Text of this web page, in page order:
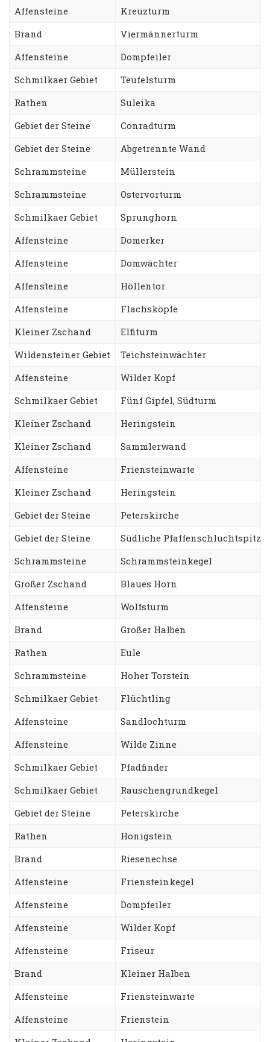
Affensteine
Kreuzturm
Brand
Viermännerturm
Affensteine
Dompfeiler
Schmilkaer Gebiet
Teufelsturm
Rathen
Suleika
Gebiet der Steine
Conradturm
Gebiet der Steine
Abgetrennte Wand
Schrammsteine
Müllerstein
Schrammsteine
Ostervorturm
Schmilkaer Gebiet
Sprunghorn
Affensteine
Domerker
Affensteine
Domwächter
Affensteine
Höllentor
Affensteine
Flachsköpfe
Kleiner Zschand
Elfiturm
Wildensteiner Gebiet
Teichsteinwächter
Affensteine
Wilder Kopf
Schmilkaer Gebiet
Fünf Gipfel, Südturm
Kleiner Zschand
Heringstein
Kleiner Zschand
Sammlerwand
Affensteine
Friensteinwarte
Kleiner Zschand
Heringstein
Gebiet der Steine
Peterskirche
Gebiet der Steine
Südliche Pfaffenschluchtspitze
Schrammsteine
Schrammsteinkegel
Großer Zschand
Blaues Horn
Affensteine
Wolfsturm
Brand
Großer Halben
Rathen
Eule
Schrammsteine
Hoher Torstein
Schmilkaer Gebiet
Flüchtling
Affensteine
Sandlochturm
Affensteine
Wilde Zinne
Schmilkaer Gebiet
Pfadfinder
Schmilkaer Gebiet
Rauschengrundkegel
Gebiet der Steine
Peterskirche
Rathen
Honigstein
Brand
Riesenechse
Affensteine
Friensteinkegel
Affensteine
Dompfeiler
Affensteine
Wilder Kopf
Affensteine
Friseur
Brand
Kleiner Halben
Affensteine
Friensteinwarte
Affensteine
Frienstein